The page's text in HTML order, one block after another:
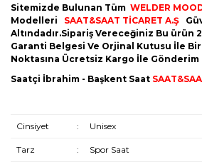
Sitemizde Bulunan Tüm WELDER
Modelleri SAAT&SAAT TİCARET A.Ş
Altındadır.Sipariş Vereceğiniz Bu ürün
Garanti Belgesi Ve Orjinal Kutusu İle
Noktasına Ücretsiz Kargo İle Gönderim
Saatçi İbrahim - Başkent Saat
Cinsiyet : Unisex
Tarz : Spor Saat